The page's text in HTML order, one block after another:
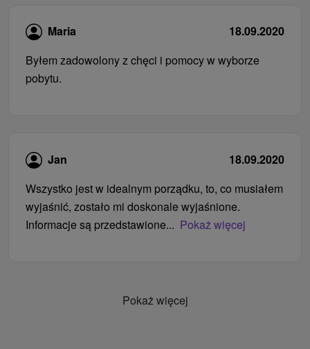
Maria
18.09.2020
Byłem zadowolony z chęci i pomocy w wyborze
pobytu.
Jan
18.09.2020
Wszystko jest w idealnym porządku, to, co musiałem
wyjaśnić, zostało mi doskonale wyjaśnione.
Informacje są przedstawione... Pokaż więcej
Pokaż więcej